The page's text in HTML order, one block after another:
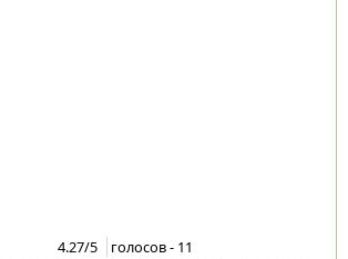
4.27/5 голосов - 11